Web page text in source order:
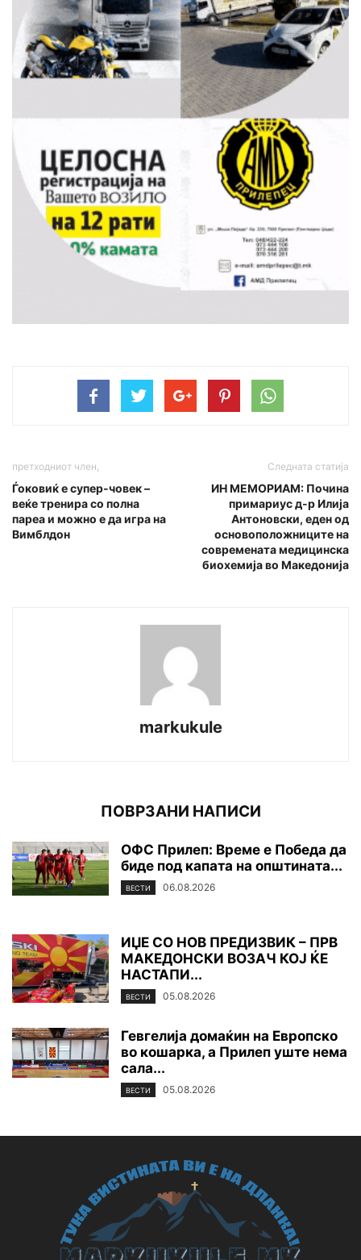
претходниот член,
Ѓоковиќ е супер-човек –
веќе тренира со полна
пареа и можно е да игра на
Вимблдон
Следната статија
ИН МЕМОРИАМ: Почина
примариус д-р Илија
Антоновски, еден од
основоположниците на
современата медицинска
биохемија во Македонија
markukule
ПОВРЗАНИ НАПИСИ
ОФС Прилеп: Време е Победа да
биде под капата на општината...
ВЕСТИ 06.08.2026
ИЏЕ СО НОВ ПРЕДИЗВИК – ПРВ
МАКЕДОНСКИ ВОЗАЧ КОЈ ЌЕ
НАСТАПИ...
ВЕСТИ 05.08.2026
Гевгелија домаќин на Европско
во кошарка, а Прилеп уште нема
сала...
ВЕСТИ 05.08.2026